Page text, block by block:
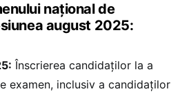
național de
august 2025:
Înscrierea candidaților la a
examen, inclusiv a candidaților